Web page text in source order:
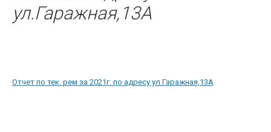
ул.Гаражная,13А
Отчет по тек. рем за 2021г. по адресу ул.Гаражная,13А